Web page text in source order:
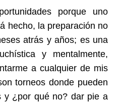
porque uno
hecho, la preparación no
atrás y años; es una
y mentalmente,
a cualquier de mis
torneos donde pueden
y ¿por qué no? dar pie a